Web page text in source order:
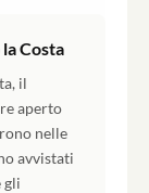
Costa
il
aperto
nelle
avvistati
gli